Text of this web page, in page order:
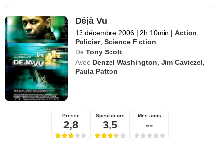
Déjà Vu
13 décembre 2006 | 2h 10min | Action
Policier,Science Fiction
De Tony Scott
Avec Denzel Washington ,Jim Caviezel
Paula Patton
Presse
2,8
Spectateurs
3,5
Mes amis
--